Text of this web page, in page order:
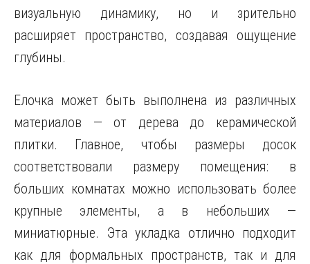
визуальную динамику, но и зрительно
расширяет пространство, создавая ощущение
глубины.
Елочка может быть выполнена из различных
материалов — от дерева до керамической
плитки. Главное, чтобы размеры досок
соответствовали размеру помещения: в
больших комнатах можно использовать более
крупные элементы, а в небольших —
миниатюрные. Эта укладка отлично подходит
как для формальных пространств, так и для